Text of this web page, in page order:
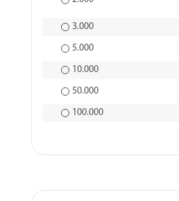
3.000
5.000
10.000
50.000
100.000